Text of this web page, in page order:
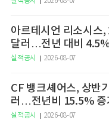
아르테시언 리소시스
달러…전년 대비
실적공시 2026-08-07
CF 뱅크셰어스, 상반
러…전년비 15.5% 증
실적공시 2026-08-07